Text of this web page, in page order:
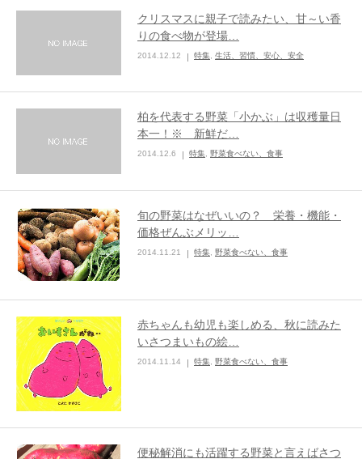
クリスマスに親子で読みたい、甘～い香
りの食べ物が登場…
2014.12.12 特集 生活、習慣、安心、安全
柏を代表する野菜「小かぶ」は収穫量日
本一！※ 新鮮だ…
2014.12.6 特集, 野菜食べない、食事
旬の野菜はなぜいいの？ 栄養・機能・
価格ぜんぶメリッ…
2014.11.21 特集 野菜食べない、食事
赤ちゃんも幼児も楽しめる、秋に読みた
いさつまいもの絵…
2014.11.14 特集 野菜食べない、食事
便秘解消にも活躍する野菜と言えばさつ